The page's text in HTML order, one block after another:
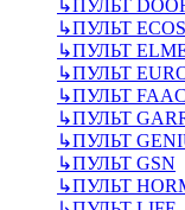
↳ПУЛЬТ
↳ПУЛЬТ
↳ПУЛЬТ
↳ПУЛЬТ
↳ПУЛЬТ FAAC
↳ПУЛЬТ
↳ПУЛЬТ
↳ПУЛЬТ GSN
↳ПУЛЬТ